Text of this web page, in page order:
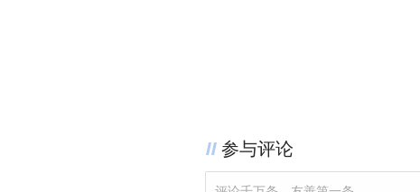
参与评论